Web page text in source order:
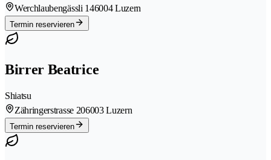
Werchlaubengässli 146004 Luzern
Termin reservieren
Birrer Beatrice
Shiatsu
Zähringerstrasse 206003 Luzern
Termin reservieren